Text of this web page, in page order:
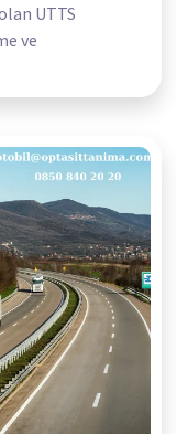
UTTS
ve